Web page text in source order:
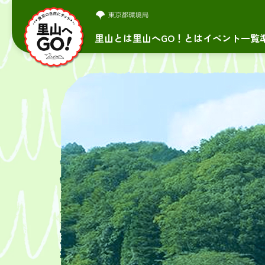
里山とは里山へGO！とはイベント一覧